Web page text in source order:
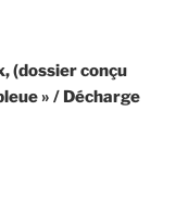
(dossier conçu
» / Décharge